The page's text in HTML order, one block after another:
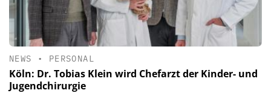
NEWS • PERSONAL
Köln: Dr. Tobias Klein wird Chefarzt der Kinder- und
Jugendchirurgie